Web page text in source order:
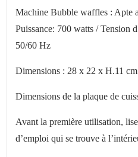
Machine Bubble waffles : Apte
Puissance: 700 watts / Tension
50/60 Hz
Dimensions : 28 x 22 x H.11 cm
Dimensions de la plaque de
Avant la première utilisation,
d’emploi qui se trouve à